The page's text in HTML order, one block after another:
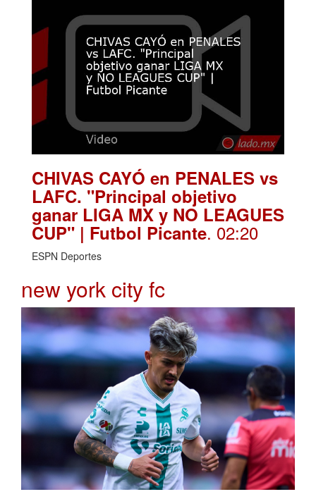
CHIVAS CAYÓ en PENALES vs
LAFC. "Principal objetivo
ganar LIGA MX y NO LEAGUES
CUP" | Futbol Picante. 02:20
ESPN Deportes
new york city fc